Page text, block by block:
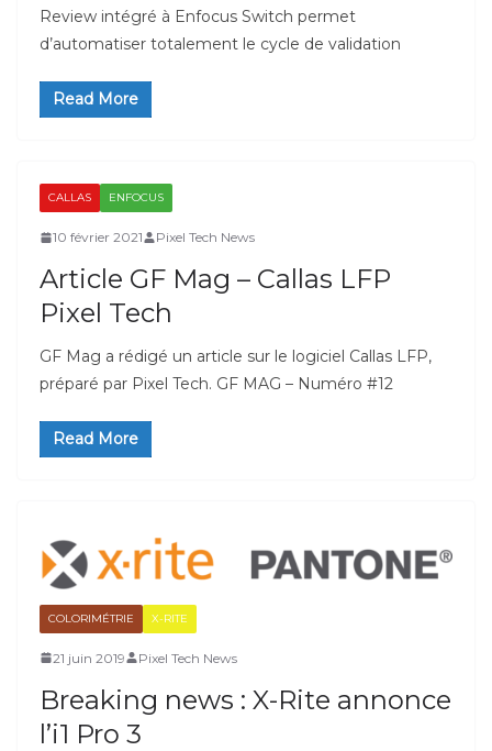
Review intégré à Enfocus Switch permet
d’automatiser totalement le cycle de validation
Read More
CALLAS ENFOCUS
10 février 2021 Pixel Tech News
Article GF Mag – Callas LFP
Pixel Tech
GF Mag a rédigé un article sur le logiciel Callas LFP,
préparé par Pixel Tech. GF MAG – Numéro #12
Read More
COLORIMÉTRIE X-RITE
21 juin 2019 Pixel Tech News
Breaking news : X-Rite annonce
l’i1 Pro 3